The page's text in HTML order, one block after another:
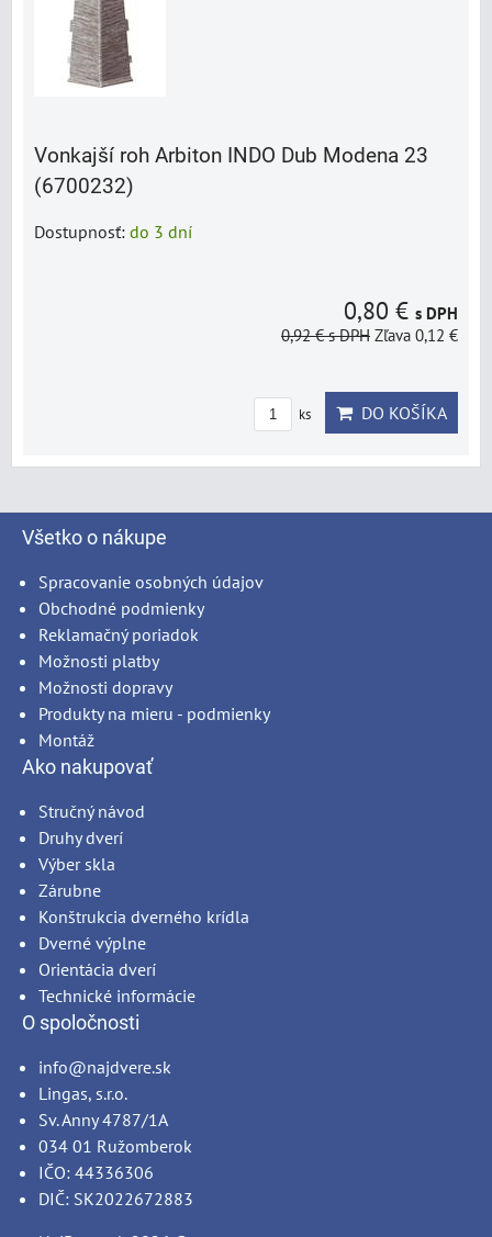
Vonkajší roh Arbiton INDO Dub Modena 23
(6700232)
Dostupnosť: do 3 dní
0,80 € s DPH
0,92 €s DPH Zľava 0,12 €
ks DO KOŠÍKA
Všetko o nákupe
Spracovanie osobných údajov
Obchodné podmienky
Reklamačný poriadok
Možnosti platby
Možnosti dopravy
Produkty na mieru - podmienky
Montáž
Ako nakupovať
Stručný návod
Druhy dverí
Výber skla
Zárubne
Konštrukcia dverného krídla
Dverné výplne
Orientácia dverí
Technické informácie
O spoločnosti
info@najdvere.sk
Lingas, s.r.o.
Sv. Anny 4787/1A
034 01 Ružomberok
IČO: 44336306
DIČ: SK2022672883